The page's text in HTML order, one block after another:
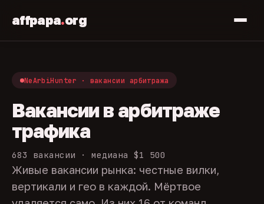
affpapa.org
NeArbiHunter · вакансии арбитража
Вакансии в арбитраже
трафика
683 вакансии · медиана $1 500
Живые вакансии рынка: честные вилки,
вертикали и гео в каждой. Мёртвое